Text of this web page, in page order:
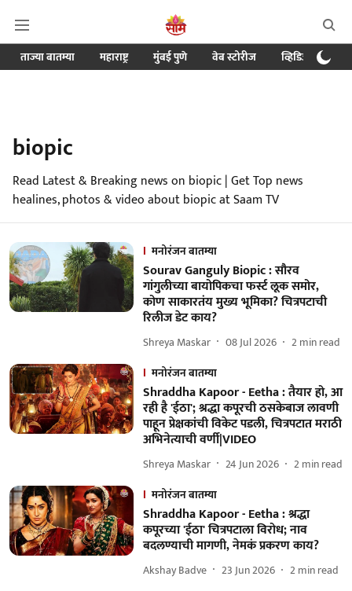
ताज्या बातम्या महाराष्ट्र मुंबई पुणे वेब स्टोरीज व्हिडिओ
biopic
Read Latest & Breaking news on biopic | Get Top news
healines, photos & video about biopic at Saam TV
मनोरंजन बातम्या
Sourav Ganguly Biopic : सौरव
गांगुलीच्या बायोपिकचा फर्स्ट लूक समोर,
कोण साकारतंय मुख्य भूमिका? चित्रपटाची
रिलीज डेट काय?
Shreya Maskar 08 Jul 2026 2min read
मनोरंजन बातम्या
Shraddha Kapoor - Eetha : तैयार हो, आ
रही है 'ईठा'; श्रद्धा कपूरची ठसकेबाज लावणी
पाहून प्रेक्षकांची विकेट पडली, चित्रपटात मराठी
अभिनेत्याची वर्णी|VIDEO
Shreya Maskar 24 Jun 2026 2min read
मनोरंजन बातम्या
Shraddha Kapoor - Eetha : श्रद्धा
कपूरच्या 'ईठा' चित्रपटाला विरोध; नाव
बदलण्याची मागणी, नेमकं प्रकरण काय?
Akshay Badve 23 Jun 2026 2min read